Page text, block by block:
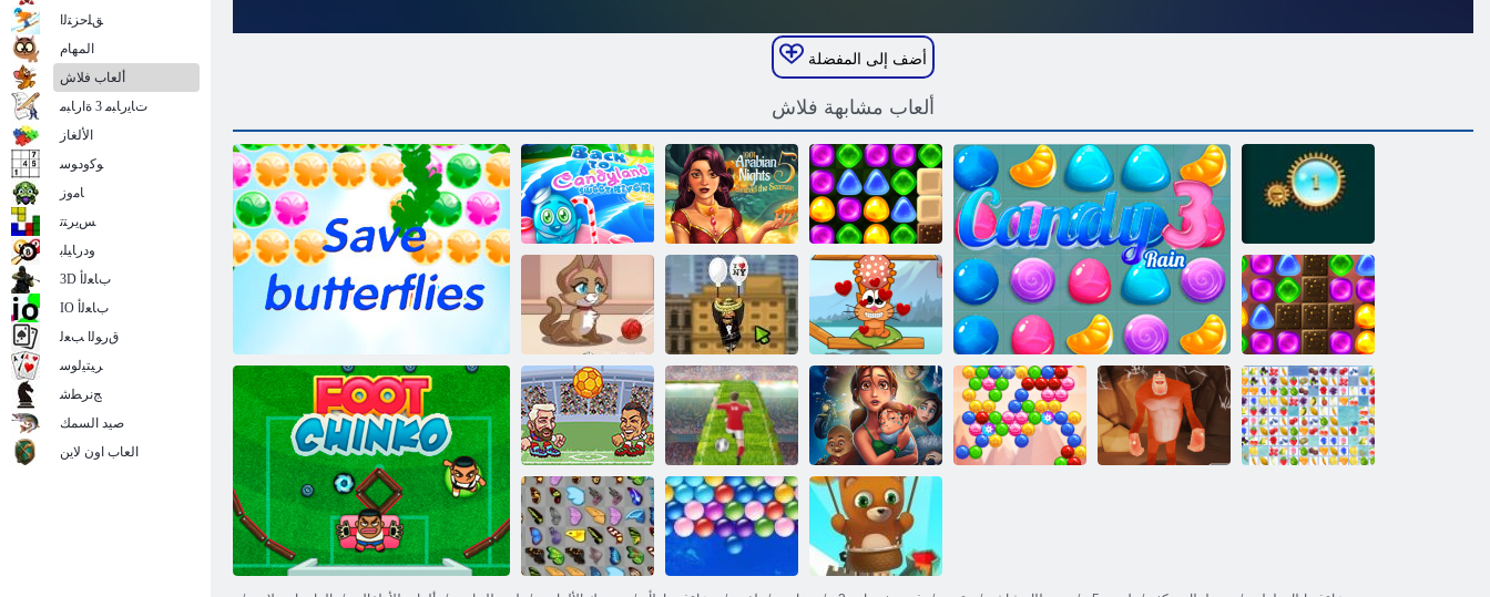
أضف إلى المفضلة
ألعاب مشابهة فلاش
انقاذ الفراشة
العودة إلى البلاد
الحلوى: الحلقة 3
- نهر الحلو
ﻥﺎﻤﻴﺳ ﺔﻘﻠﺤﻟﺍ
ﺩﺎﺑﺪﻨﺳ :5 ﺔﻠﻴﻟﻭ
ﺔﻠﻴﻟ 1001
ﺔﻘﻳﺪﺣ ﺔﺻﺎﺼﻤﻟﺍ
:Candyland 4
ﻰﻟﺇ ﺓﺩﻮﻌﻟﺍ
ﺮﺠﻔﻧﺇ ﺓﺮﻫﻮﺟ
ﺕﺎﻋﺎﻘﻓ ﻲﺘﻴﻛ أميغو بانشو 2
ﺕﺍﺮﻴﺤﺒﻟﺍ ﺐﻟﻷ ﺍ
ﻝﺎﺒﺟ - ﻢﻟﺎﻌﻟﺍ
ءﺎﺤﻧﺃ ﻊﻴﻤﺟ ﻲﻓ
ﻂﻘﻟﺍ
2 ﺔﻘﻠﺤﻟﺍ
:Candyland ﻰﻟﺇ
ﺓﺩﻮﻌﻟﺍ
ﻡﺪﻘﻟﺍ ﺓﺮﻜﻟ
ﺔﻴﺑﻭﺭﻭﻷ ﺍ ﺔﺣﺎﺴﻟﺍ
ﺱﺃﺮﻳ
ﺖﻨﻳﺮﺒﺳ ﻡﺪﻘﻟﺍ
ﺓﺮﻛ ﻭﺭﻮﻴﻟﺍ
ﻑﻭﺎﺨﻤﻟﺍ ﻭ
ﻝﺎﻣﻵ ﺍ ﻲﻠﻴﻣﺍ
ﺬﻳﺬﻟ
ﻖﻠﺣﺰﺘﻟﺍ
المهام
ألعاب فلاش
ﺕﺎﻳﺭﺎﺒﻣ 3 ﺓﺍﺭﺎﺒﻣ
الألغاز
ﻮﻛﻭﺩﻮﺳ
ﺎﻣﻭﺯ
ﺲﻳﺮﺘﺗ
ﻭﺩﺭﺎﻴﻠﺑ
3D ﺏﺎﻌﻟﺃ
IO ﺏﺎﻌﻟﺃ
ﻕﺭﻮﻟﺍ ﺐﻌﻟ
ﺮﻴﺘﻴﻟﻮﺳ
ﺞﻧﺮﻄﺷ
صيد السمك
العاب اون لاين